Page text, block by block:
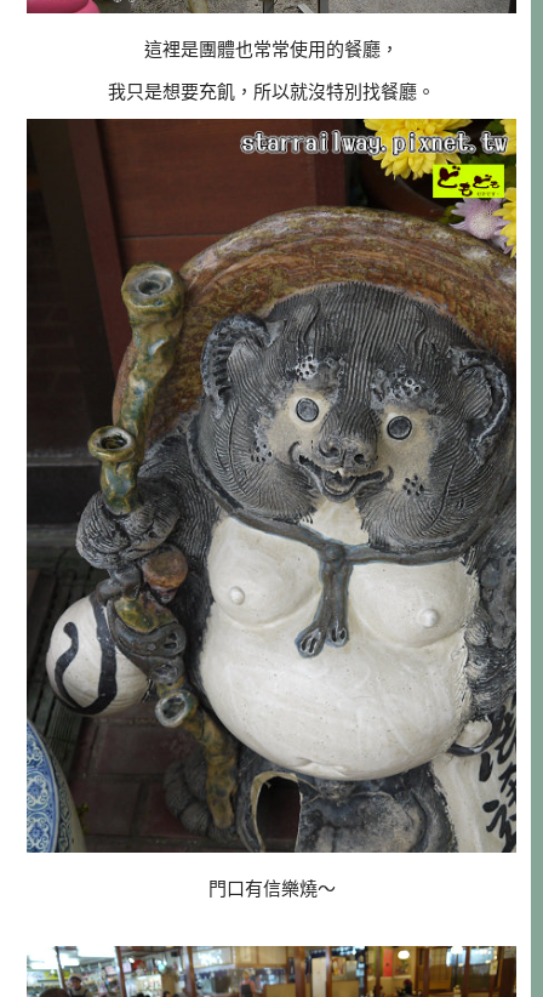
這裡是團體也常常使用的餐廳，
我只是想要充飢，所以就沒特別找餐廳。
門口有信樂燒～